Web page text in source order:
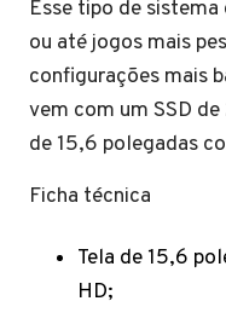
Esse tipo de
ou até jogos mais
configurações mais
vem com um SSD
de 15,6 polegadas
Ficha técnica
Tela de 15,6
HD;